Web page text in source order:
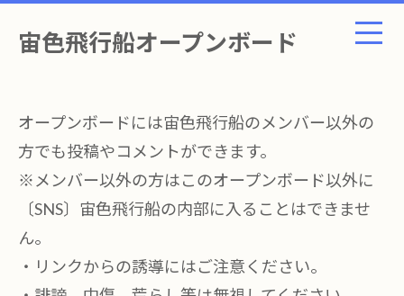
宙色飛行船オープンボード
オープンボードには宙色飛行船のメンバー以外の
方でも投稿やコメントができます。
※メンバー以外の方はこのオープンボード以外に
〔SNS〕宙色飛行船の内部に入ることはできませ
ん。
・リンクからの誘導にはご注意ください。